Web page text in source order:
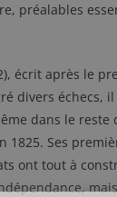
préalables
écrit après le
divers
dans le
1825. Ses
ont tout à